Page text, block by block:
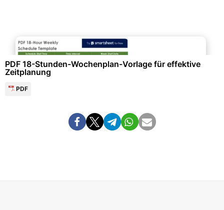
PDF 18-Stunden-Wochenplan-Vorlage für effektive
Zeitplanung
PDF